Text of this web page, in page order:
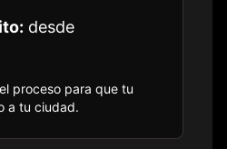
desde
proceso para que tu
a tu ciudad.